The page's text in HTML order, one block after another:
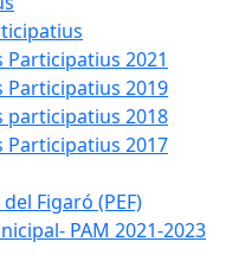
2021
Participatius 2019
participatius 2018
Participatius 2017
Figaró (PEF)
PAM 2021-2023